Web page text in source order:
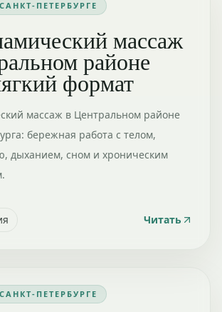
ПЕТЕРБУРГЕ
массаж
районе
формат
массаж в Центральном районе
бережная работа с телом,
дыханием, сном и хроническим
Читать
ПЕТЕРБУРГЕ